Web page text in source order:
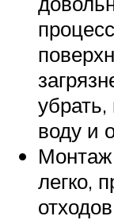
воду и
Монтаж
легко,